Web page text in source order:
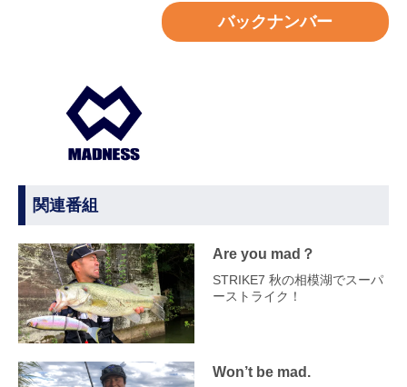
バックナンバー
関連番組
Are you mad？
STRIKE7 秋の相模湖でスーパ
ーストライク！
Won’t be mad.